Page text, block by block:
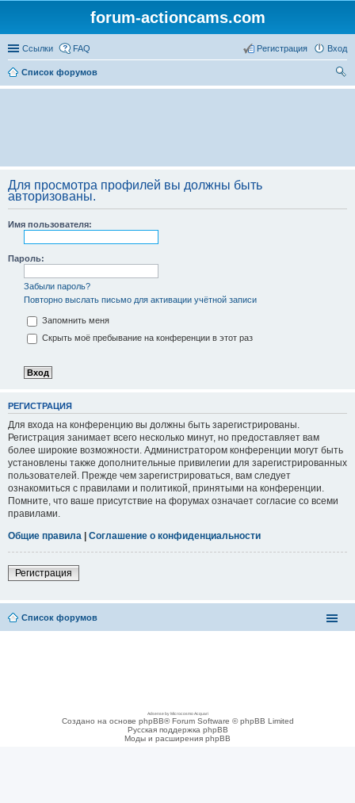
forum-actioncams.com
Ссылки FAQ Вход
Регистрация
Список форумов
ои
Для просмотра профилей вы должны быть
авторизованы.
Имя пользователя:
Пароль:
Забыли пароль?
Повторно выслать письмо для активации учётной записи
Запомнить меня
Скрыть моё пребывание на конференции в этот раз
РЕГИСТРАЦИЯ
Для входа на конференцию вы должны быть зарегистрированы.
Регистрация занимает всего несколько минут, но предоставляет вам
более широкие возможности. Администратором конференции могут быть
установлены также дополнительные привилегии для зарегистрированных
пользователей. Прежде чем зарегистрироваться, вам следует
ознакомиться с правилами и политикой, принятыми на конференции.
Помните, что ваше присутствие на форумах означает согласие со всеми
правилами.
Общие правила | Соглашение о конфиденциальности
Регистрация
Список форумов
Adsense by Microcosmo Acquari
Создано на основе phpBB® Forum Software © phpBB Limited
Русская поддержка phpBB
Моды и расширения phpBB